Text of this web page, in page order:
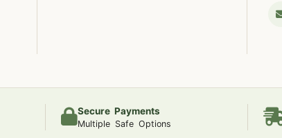
Secure Payments
Multiple Safe Options